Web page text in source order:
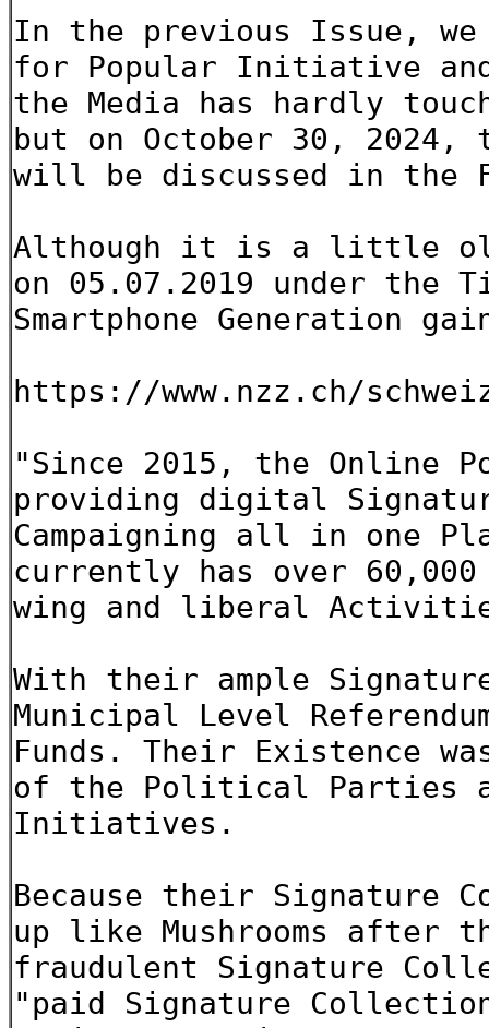
In the previous Issue,
for Popular Initiative and
the Media has hardly
but on October 30,
will be discussed in the
Although it is a little old,
on 05.07.2019 under
Smartphone Generation
https://www.nzz.ch/
"Since 2015, the Online
providing digital
Campaigning all in one
currently has over
wing and liberal
With their ample
Municipal Level
Funds. Their Existence
of the Political Parties
Initiatives.
Because their Signature
up like Mushrooms after
fraudulent Signature
"paid Signature